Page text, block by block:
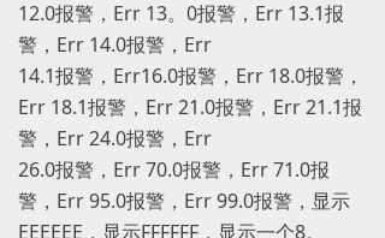
12.0报警，Err 13。0报警，Err 13.1报
警，Err 14.0报警，Err
14.1报警，Err16.0报警，Err 18.0报警，
Err 18.1报警，Err 21.0报警，Err 21.1报
警，Err 24.0报警，Err
26.0报警，Err 70.0报警，Err 71.0报
警，Err 95.0报警，Err 99.0报警，显示
EEEEEE，显示FFFFFF，显示一个8。